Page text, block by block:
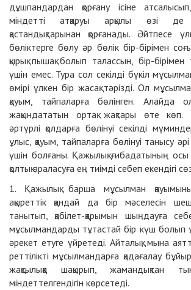
дұшпандардан қорғану ісіне
міндетті атқаруы арқылы өзі де
қастандықтарынан қорғанады. Әйтпесе
бөліктерге бөлу әр бөлік бір-бірімен
қырық пышақ болып талассын, бір-
үшін емес. Тура сол секілді бүкіл
өмірі үлкен бір жасақ тәрізді. Ол
қауым, тайпаларға бөлінген. Алайда
жақындататын ортақ жақтары өте көп.
әртүрлі қолдарға бөлінуі секілді
ұлыс, қауым, тайпаларға бөлінуі танысу
үшін болғаны. Қажылық ғибадатының осы
қолтық араласуға ең тиімді себеп екендігі
1. Қажылық барша мұсылман
ақыреттік қандай да бір мәселесін
танытып, қабілет-қарымын шыңдауға
мұсылмандарды тұтастай бір күш болып
әрекет етуге үйретеді. Айталық, мына
реттілікті мұсылмандарға қадағалау
жақсылыққа шақырып, жамандықтан
міндеттелгендігін көрсетеді.